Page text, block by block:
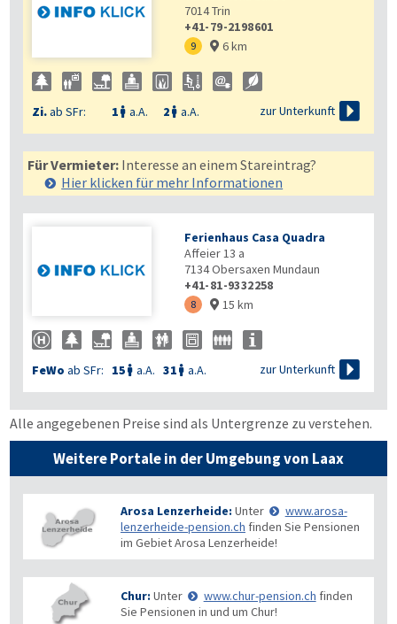
7014Trin
+41-79-2198601
9  6 km
Zi.ab SFr: 1  a.A. 2  a.A. zur Unterkunft 
Für Vermieter: Interesse an einem Stareintrag?
Hier klicken für mehr Informationen
Ferienhaus Casa Quadra
Affeier 13 a
7134Obersaxen Mundaun
+41-81-9332258
8  15 km
FeWo ab SFr: 15  a.A. 31  a.A. zur Unterkunft 
Alle angegebenen Preise sind als Untergrenze zu verstehen.
Weitere Portale in der Umgebung von Laax
Arosa Lenzerheide: Unter
www.arosa-
lenzerheide-pension.ch finden Sie Pensionen
im Gebiet Arosa Lenzerheide!
Chur: Unter www.chur-pension.ch finden
Sie Pensionen in und um Chur!